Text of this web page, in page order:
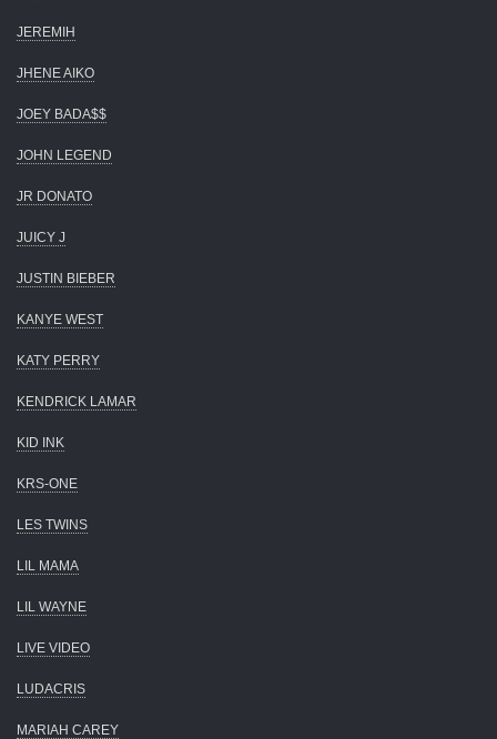
JEREMIH
JHENE AIKO
JOEY BADA$$
JOHN LEGEND
JR DONATO
JUICY J
JUSTIN BIEBER
KANYE WEST
KATY PERRY
KENDRICK LAMAR
KID INK
KRS-ONE
LES TWINS
LIL MAMA
LIL WAYNE
LIVE VIDEO
LUDACRIS
MARIAH CAREY